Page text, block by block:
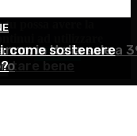
bene
in Italia sale a
come sostenere
possa avere la
ad utilizzare
felice. Accetto